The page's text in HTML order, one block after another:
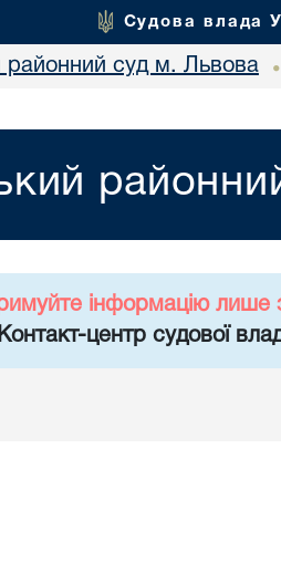
Судова влада
районний суд м. Львова
інформацію лише
центр судової